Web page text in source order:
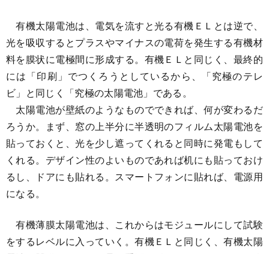
有機太陽電池は、電気を流すと光る有機ＥＬとは逆で、
光を吸収するとプラスやマイナスの電荷を発生する有機材
料を膜状に電極間に形成する。有機ＥＬと同じく、最終的
には「印刷」でつくろうとしているから、「究極のテレ
ビ」と同じく「究極の太陽電池」である。
太陽電池が壁紙のようなものでできれば、何が変わるだ
ろうか。まず、窓の上半分に半透明のフィルム太陽電池を
貼っておくと、光を少し遮ってくれると同時に発電もして
くれる。デザイン性のよいものであれば机にも貼っておけ
るし、ドアにも貼れる。スマートフォンに貼れば、電源用
になる。
有機薄膜太陽電池は、これからはモジュールにして試験
をするレベルに入っていく。有機ＥＬと同じく、有機太陽